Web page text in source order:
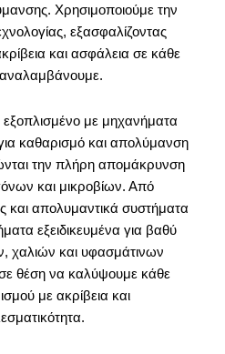
Χρησιμοποιούμε την
εξασφαλίζοντας
και ασφάλεια σε κάθε
εξοπλισμένο με μηχανήματα
καθαρισμό και απολύμανση
την πλήρη απομάκρυνση
και μικροβίων. Από
και απολυμαντικά συστήματα
εξειδικευμένα για βαθύ
χαλιών και υφασμάτινων
θέση να καλύψουμε κάθε
με ακρίβεια και